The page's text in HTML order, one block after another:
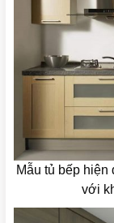
Mẫu tủ bếp
với